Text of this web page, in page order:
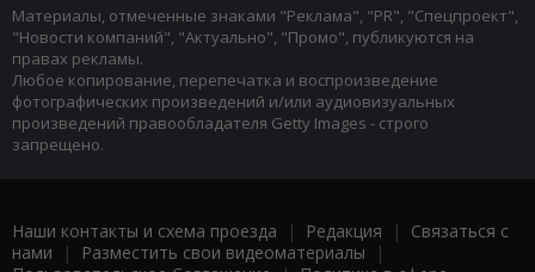
Материалы, отмеченные знаками "Реклама", "PR", "Спецпроект",
"Новости компаний", "Актуально", "Промо", публикуются на
правах рекламы.
Любое копирование, перепечатка и воспроизведение
фотографических произведений и/или аудиовизуальных
произведений правообладателя Getty Images - строго
запрещено.
Наши контакты и схема проезда | Редакция | Связаться с
нами | Разместить свои видеоматериалы |